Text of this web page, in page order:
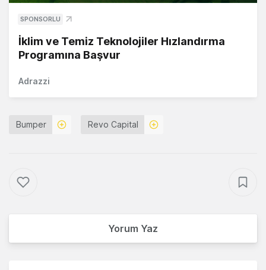
SPONSORLU
İklim ve Temiz Teknolojiler Hızlandırma
Programına Başvur
Adrazzi
Bumper Revo Capital
Yorum Yaz